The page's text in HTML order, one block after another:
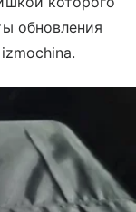
обновления